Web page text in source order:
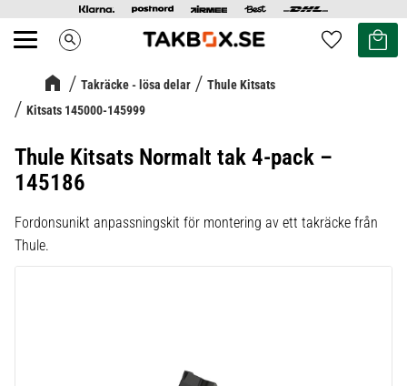
Meny search Favoriter
Kundvagn
Takräcke - lösa delar
Thule Kitsats
Kitsats 145000-145999
Thule Kitsats Normalt tak 4-pack –
145186
Fordonsunikt anpassningskit för montering av ett takräcke från
Thule.